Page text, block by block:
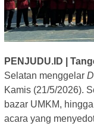
PENJUDU.ID |
Selatan menggelar
Kamis (21/5/2026).
bazar UMKM,
acara yang